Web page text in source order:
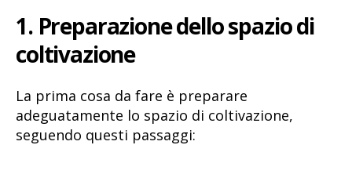
1. Preparazione dello spazio di
coltivazione
La prima cosa da fare è preparare
adeguatamente lo spazio di coltivazione,
seguendo questi passaggi: